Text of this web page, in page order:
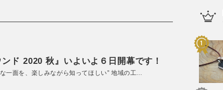
ド 2020 秋』いよいよ６日開幕です！
面を、楽しみながら知ってほしい” 地域の工...